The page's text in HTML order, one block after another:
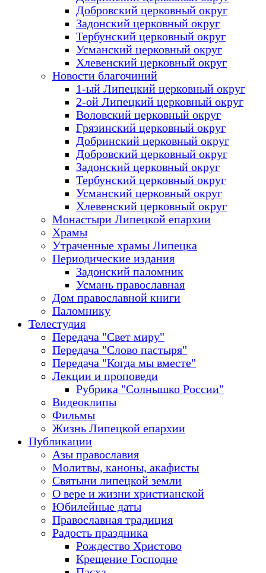
Добровский церковный округ
Задонский церковный округ
Тербунский церковный округ
Усманский церковный округ
Хлевенский церковный округ
Новости благочиний
1-ый Липецкий церковный округ
2-ой Липецкий церковный округ
Воловский церковный округ
Грязинский церковный округ
Добринский церковный округ
Добровский церковный округ
Задонский церковный округ
Тербунский церковный округ
Усманский церковный округ
Хлевенский церковный округ
Монастыри Липецкой епархии
Храмы
Утраченные храмы Липецка
Периодические издания
Задонский паломник
Усмань православная
Дом православной книги
Паломнику
Телестудия
Передача "Свет миру"
Передача "Слово пастыря"
Передача "Когда мы вместе"
Лекции и проповеди
Рубрика "Солнышко России"
Видеоклипы
Фильмы
Жизнь Липецкой епархии
Публикации
Азы православия
Молитвы, каноны, акафисты
Святыни липецкой земли
О вере и жизни христианской
Юбилейные даты
Православная традиция
Радость праздника
Рождество Христово
Крещение Господне